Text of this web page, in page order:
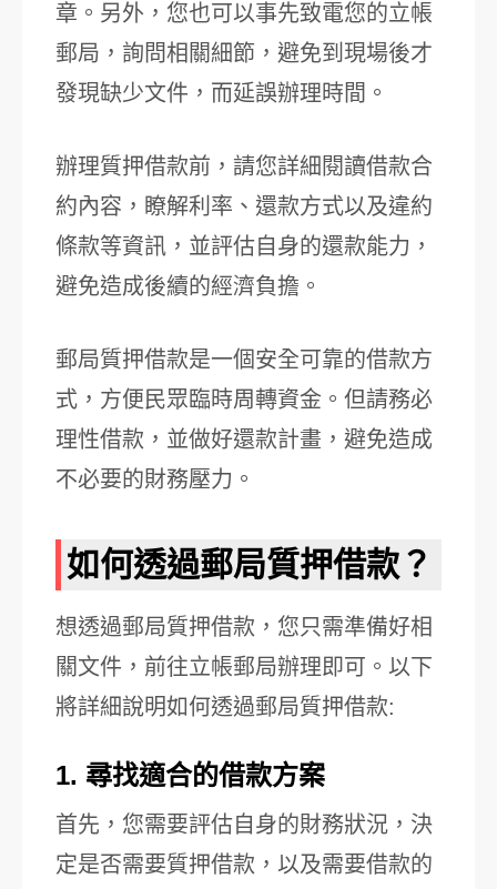
章。另外，您也可以事先致電您的立帳
郵局，詢問相關細節，避免到現場後才
發現缺少文件，而延誤辦理時間。
辦理質押借款前，請您詳細閱讀借款合
約內容，瞭解利率、還款方式以及違約
條款等資訊，並評估自身的還款能力，
避免造成後續的經濟負擔。
郵局質押借款是一個安全可靠的借款方
式，方便民眾臨時周轉資金。但請務必
理性借款，並做好還款計畫，避免造成
不必要的財務壓力。
如何透過郵局質押借款？
想透過郵局質押借款，您只需準備好相
關文件，前往立帳郵局辦理即可。以下
將詳細說明如何透過郵局質押借款:
1. 尋找適合的借款方案
首先，您需要評估自身的財務狀況，決
定是否需要質押借款，以及需要借款的